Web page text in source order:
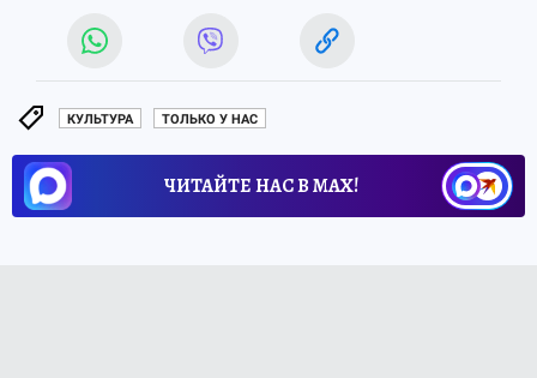
КУЛЬТУРА ТОЛЬКО У НАС
ЧИТАЙТЕ НАС В МАХ!